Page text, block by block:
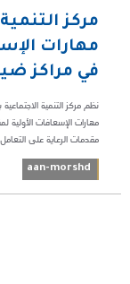
مركز
مهارات
في مراكز
نظم مركز التنمية
مهارات الإسعافات الأولية
مقدمات الرعاية على
aan-morshd